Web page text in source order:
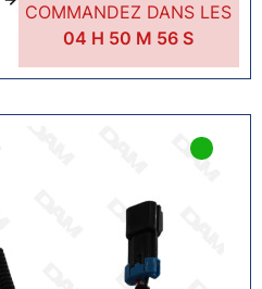
COMMANDEZ DANS LES
04 H 50 M 55 S